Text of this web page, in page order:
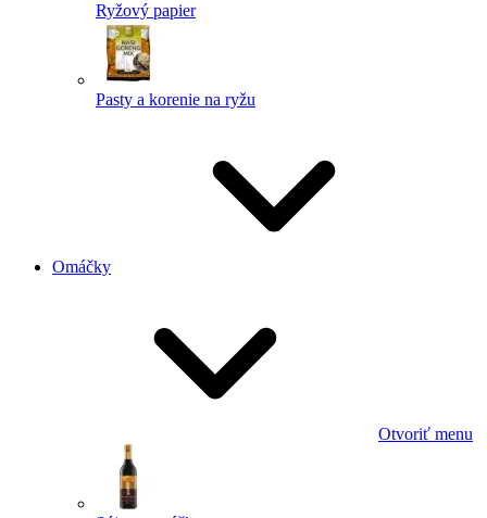
Ryžový papier
Pasty a korenie na ryžu
Omáčky
Otvoriť menu